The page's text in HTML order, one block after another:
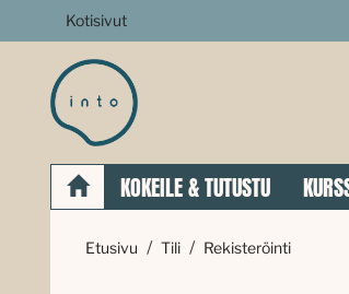
Kotisivut
KOKEILE & TUTUSTU
Etusivu Tili Rekisteröinti